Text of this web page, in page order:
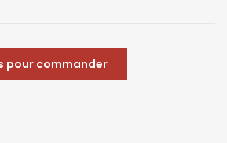
pour commander